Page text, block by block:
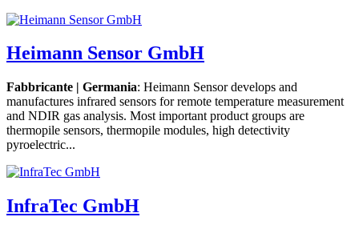
Heimann Sensor GmbH
Fabbricante | Germania: Heimann Sensor develops and
manufactures infrared sensors for remote temperature measurement
and NDIR gas analysis. Most important product groups are
thermopile sensors, thermopile modules, high detectivity
pyroelectric...
InfraTec GmbH